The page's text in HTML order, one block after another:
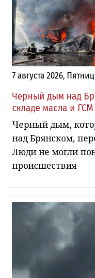
7 августа 2026,
Черный дым над
складе масла и
Черный дым,
над Брянском,
Люди не могли
происшествия